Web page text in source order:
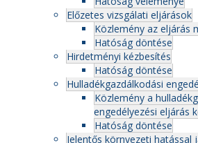
Előzetes vizsgálati eljárások
Közlemény az eljárás
Hatóság döntése
Hirdetményi kézbesítés
Hatóság döntése
Hulladékgazdálkodási
Közlemény a
engedélyezési eljárás
Hatóság döntése
Jelentős környezeti